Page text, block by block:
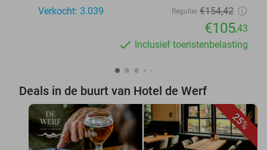
Verkocht: 3.039
Regulier €154,42
€105,43
Inclusief toeristenbelasting
Deals in de buurt van Hotel de Werf
25%